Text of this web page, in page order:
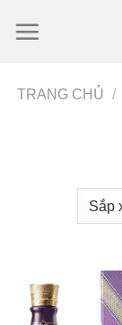
qua
dungTRANG CHỦ /